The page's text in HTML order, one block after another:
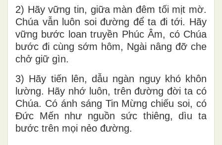
2) Hãy vững tin, giữa màn đêm tối mịt mờ.
Chúa vẫn luôn soi đường để ta đi tới. Hãy
vững bước loan truyền Phúc Âm, có Chúa
bước đi cùng sớm hôm, Ngài nâng đỡ che
chở giữ gìn.
3) Hãy tiến lên, dẫu ngàn nguy khó khôn
lường. Hãy nhớ luôn, trên đường đời ta có
Chúa. Có ánh sáng Tin Mừng chiếu soi, có
Đức Mến như nguồn sức thiêng, dìu ta
bước trên mọi nẻo đường.